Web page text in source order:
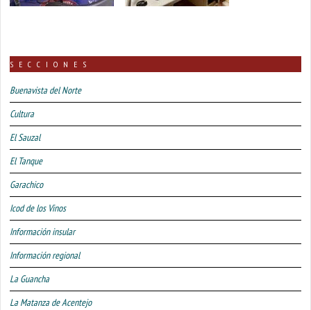
SECCIONES
Buenavista del Norte
Cultura
El Sauzal
El Tanque
Garachico
Icod de los Vinos
Información insular
Información regional
La Guancha
La Matanza de Acentejo